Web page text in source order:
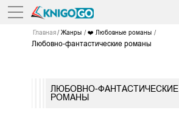
Главная Жанры ❤️ Любовные романы
Любовно-фантастические романы
ЛЮБОВНО-ФАНТАСТИЧЕСКИЕ
РОМАНЫ